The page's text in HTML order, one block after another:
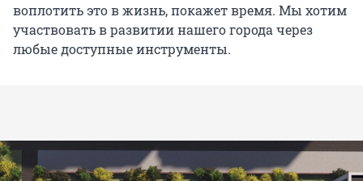
воплотить это в жизнь, покажет время. Мы хотим
участвовать в развитии нашего города через
любые доступные инструменты.